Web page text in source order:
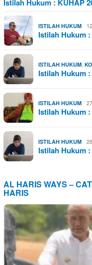
Istilah Hukum : KUHAP
ISTILAH HUKUM
Istilah Hukum
ISTILAH HUKUM
Istilah Hukum
ISTILAH HUKUM
Istilah Hukum
ISTILAH HUKUM
Istilah Hukum
AL HARIS WAYS –
HARIS